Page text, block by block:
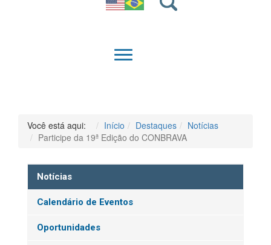
QUEM SOMOS
Você está aqui: Início Destaques
Notícias
Participe da 19ª Edição do CONBRAVA
Notícias
Calendário de Eventos
Oportunidades